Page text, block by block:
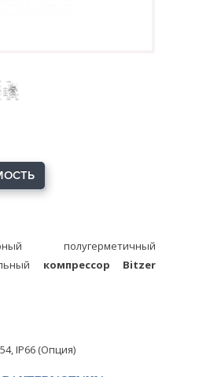
полугерметичный
компрессор Bitzer
IP66 (Опция)